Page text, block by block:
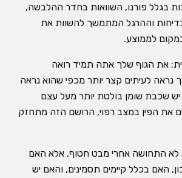
בגלל פורנו, השוואות בחדר ההלבשה,
וההרגל המתמשך להשוות את
לממוצע.
את הגוף שלך אתה תמיד רואה
נראה לעיתים קצר יותר מכפי שהוא נראה
שכבת שומן בולטת יותר מעל עצם
את הפין במצב רפוי, הרושם הזה מתחזק
לא התחושה אחרי מבט חטוף, אלא האם
האם בכלל קיימים תסמינים, והאם יש